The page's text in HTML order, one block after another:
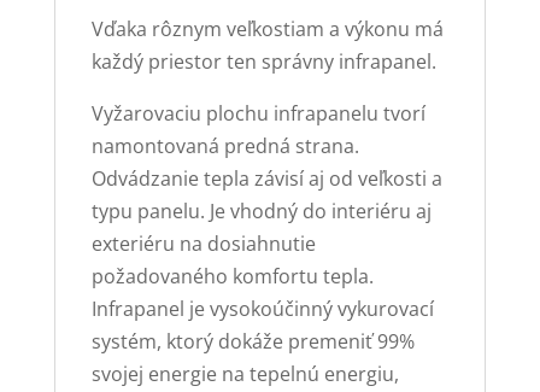
Vďaka rôznym veľkostiam a výkonu má
každý priestor ten správny infrapanel.
Vyžarovaciu plochu infrapanelu tvorí
namontovaná predná strana.
Odvádzanie tepla závisí aj od veľkosti a
typu panelu. Je vhodný do interiéru aj
exteriéru na dosiahnutie
požadovaného komfortu tepla.
Infrapanel je vysokoúčinný vykurovací
systém, ktorý dokáže premeniť 99%
svojej energie na tepelnú energiu,